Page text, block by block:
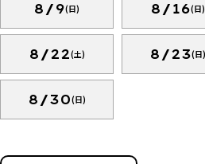
8/9(日) 8/16(日)
8/22(土) 8/23(日)
8/30(日)